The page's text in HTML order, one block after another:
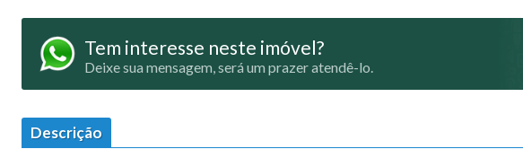
Tem interesse neste imóvel?
Deixe sua mensagem, será um prazer atendê-lo.
Descrição